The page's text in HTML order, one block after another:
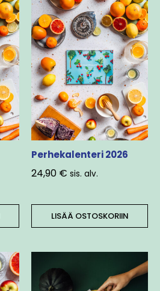
Perhekalenteri 2026
24,90 € sis. alv.
LISÄÄ OSTOSKORIIN